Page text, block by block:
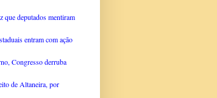
que deputados mentiram
entram com ação
Congresso derruba
de Altaneira, por